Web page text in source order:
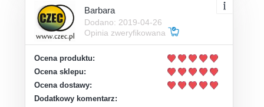
Barbara
Dodano: 2019-04-26
Opinia zweryfikowana
Ocena produktu:
Ocena sklepu:
Ocena dostawy:
Dodatkowy komentarz: